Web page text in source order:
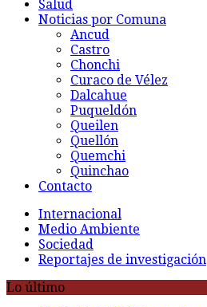
Salud
Noticias por Comuna
Ancud
Castro
Chonchi
Curaco de Vélez
Dalcahue
Puqueldón
Queilen
Quellón
Quemchi
Quinchao
Contacto
Internacional
Medio Ambiente
Sociedad
Reportajes de investigación
Lo último